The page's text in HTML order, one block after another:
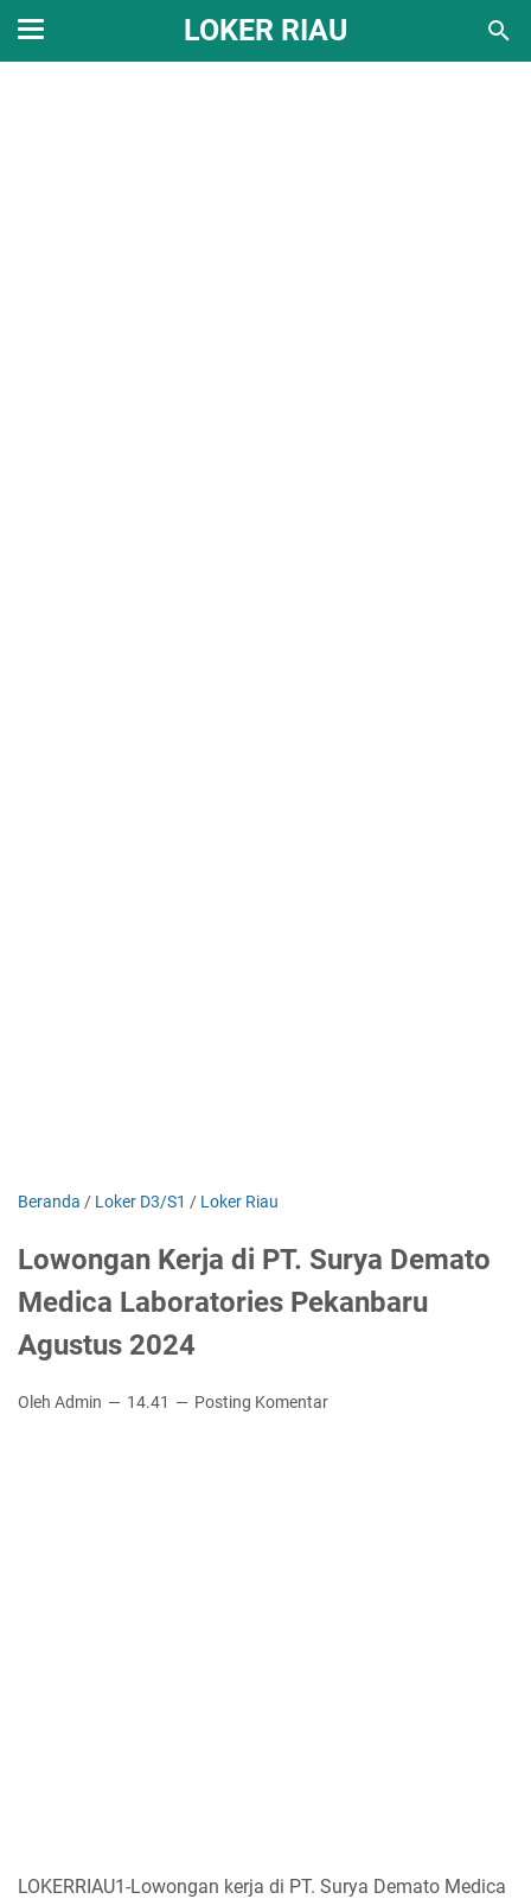
LOKER RIAU
Beranda / Loker D3/S1 / Loker Riau
Lowongan Kerja di PT. Surya Demato
Medica Laboratories Pekanbaru
Agustus 2024
Oleh Admin 14.41 Posting Komentar
LOKERRIAU1-Lowongan kerja di PT. Surya Demato Medica